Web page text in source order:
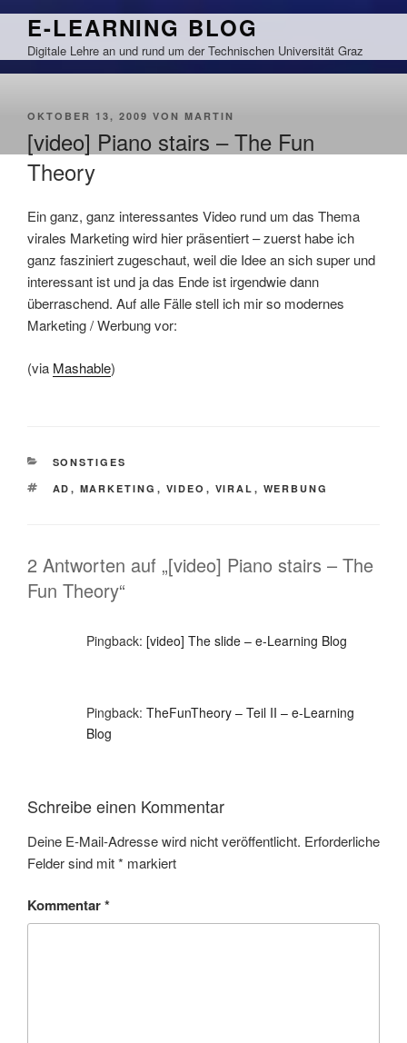
Zum
springen
E-LEARNING BLOG
Digitale Lehre an und rund um der Technischen Universität Graz
VERÖFFENTLICHT
OKTOBER 13, 2009 VON MARTIN
[video] Piano stairs – The Fun
Theory
Ein ganz, ganz interessantes Video rund um das Thema
virales Marketing wird hier präsentiert – zuerst habe ich
ganz fasziniert zugeschaut, weil die Idee an sich super und
interessant ist und ja das Ende ist irgendwie dann
überraschend. Auf alle Fälle stell ich mir so modernes
Marketing / Werbung vor:
(via Mashable)
KATEGORIEN
SONSTIGES
SCHLAGWÖRTER
AD , MARKETING , VIDEO , VIRAL , WERBUNG
2 Antworten auf „[video] Piano stairs – The
Fun Theory“
Pingback: [video] The slide – e-Learning Blog
Pingback: TheFunTheory – Teil II – e-Learning
Blog
Schreibe einen Kommentar
Deine E-Mail-Adresse wird nicht veröffentlicht. Erforderliche
Felder sind mit* markiert
Kommentar*